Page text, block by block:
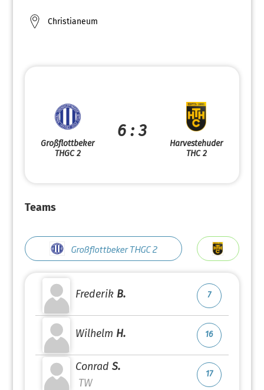
Christianeum
Großflottbeker
THGC 2
6 : 3
Harvestehuder
THC 2
Teams
Großflottbeker THGC 2
Frederik B. 7
Wilhelm H. 16
Conrad S.
TW
17